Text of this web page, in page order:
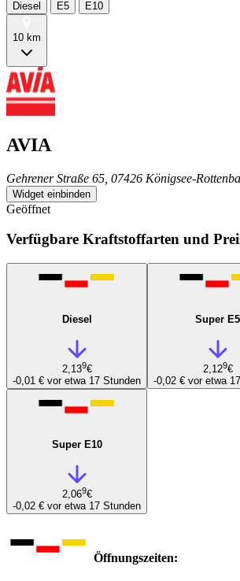
Diesel E5 E10
10 km
AVIA
Gehrener Straße 65, 07426 Königsee-
Widget einbinden
Geöffnet
Verfügbare Kraftstoffarten und
Diesel
2,139€
-0,01 € vor etwa 17 Stunden
Super E5
2,129€
-0,02 € vor etwa
Super E10
2,069€
-0,02 € vor etwa 17 Stunden
Öffnungszeiten: